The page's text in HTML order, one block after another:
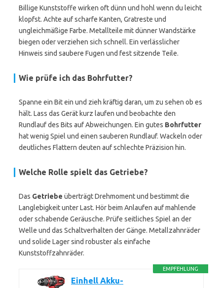
Billige Kunststoffe wirken oft dünn und hohl wenn du leicht
klopfst. Achte auf scharfe Kanten, Gratreste und
ungleichmäßige Farbe. Metallteile mit dünner Wandstärke
biegen oder verziehen sich schnell. Ein verlässlicher
Hinweis sind saubere Fugen und fest sitzende Teile.
Wie prüfe ich das Bohrfutter?
Spanne ein Bit ein und zieh kräftig daran, um zu sehen ob es
hält. Lass das Gerät kurz laufen und beobachte den
Rundlauf des Bits auf Abweichungen. Ein gutes Bohrfutter
hat wenig Spiel und einen sauberen Rundlauf. Wackeln oder
deutliches Flattern deuten auf schlechte Präzision hin.
Welche Rolle spielt das Getriebe?
Das Getriebe überträgt Drehmoment und bestimmt die
Langlebigkeit unter Last. Hör beim Anlaufen auf mahlende
oder schabende Geräusche. Prüfe seitliches Spiel an der
Welle und das Schaltverhalten der Gänge. Metallzahnräder
und solide Lager sind robuster als einfache
Kunststoffzahnräder.
EMPFEHLUNG
Einhell Akku-